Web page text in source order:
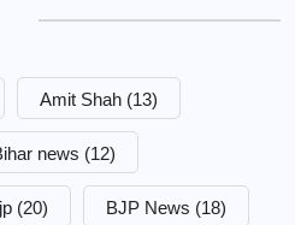
Amit Shah (13)
news (12)
(20) BJP News (18)